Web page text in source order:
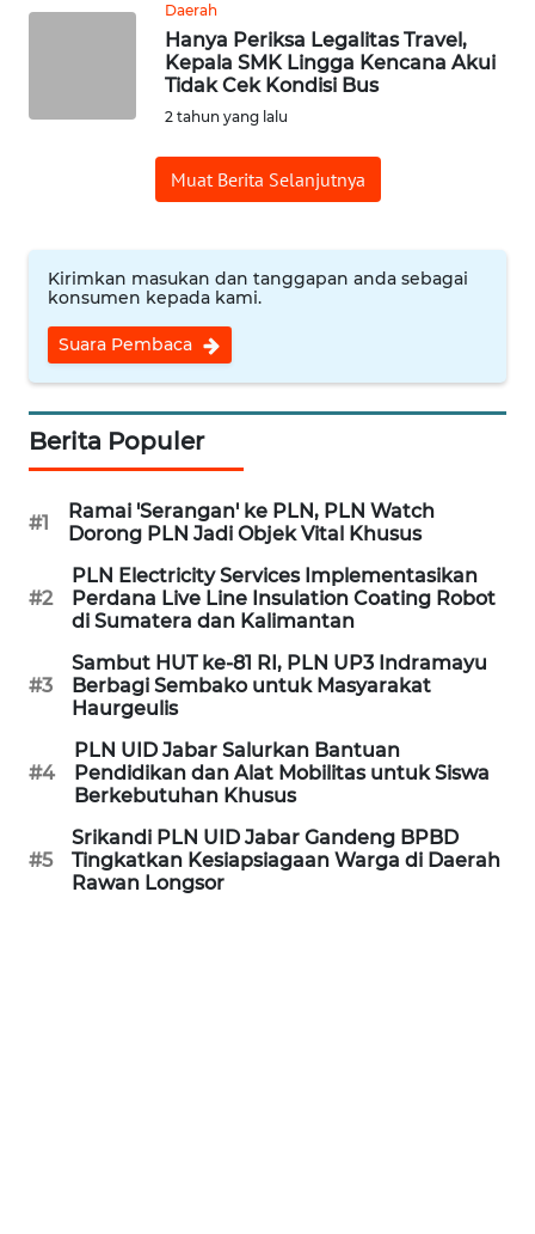
Daerah
Hanya Periksa Legalitas Travel,
Kepala SMK Lingga Kencana Akui
Tidak Cek Kondisi Bus
2 tahun yang lalu
Muat Berita Selanjutnya
Kirimkan masukan dan tanggapan anda sebagai
konsumen kepada kami.
Suara Pembaca
Berita Populer
#1
Ramai 'Serangan' ke PLN, PLN Watch
Dorong PLN Jadi Objek Vital Khusus
#2
PLN Electricity Services Implementasikan
Perdana Live Line Insulation Coating Robot
di Sumatera dan Kalimantan
#3
Sambut HUT ke-81 RI, PLN UP3 Indramayu
Berbagi Sembako untuk Masyarakat
Haurgeulis
#4
PLN UID Jabar Salurkan Bantuan
Pendidikan dan Alat Mobilitas untuk Siswa
Berkebutuhan Khusus
#5
Srikandi PLN UID Jabar Gandeng BPBD
Tingkatkan Kesiapsiagaan Warga di Daerah
Rawan Longsor
WN
WN
INDRAMAYU
WN
KUNINGAN
WN
MAJALENGKA
WN
SUBANG
WN
SUKABUMI
WN
PURWAKARTA
WN
PRIANGAN
TIMUR